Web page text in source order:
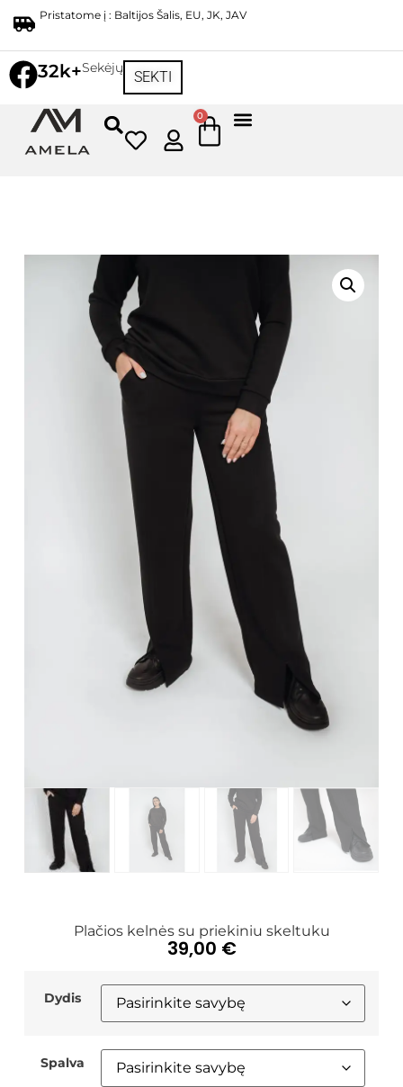
Pristatome į : Baltijos Šalis, EU, JK, JAV
32k+Sekėjų
SEKTI
0
Plačios kelnės su priekiniu skeltuku
39,00 €
Dydis
Spalva